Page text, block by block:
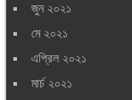
জুন ২০২১
মে ২০২১
এপ্রিল ২০২১
মার্চ ২০২১